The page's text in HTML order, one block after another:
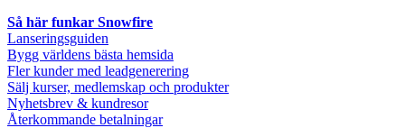
Så här funkar Snowfire
Lanseringsguiden
Bygg världens bästa hemsida
Fler kunder med leadgenerering
Sälj kurser, medlemskap och produkter
Nyhetsbrev & kundresor
Återkommande betalningar